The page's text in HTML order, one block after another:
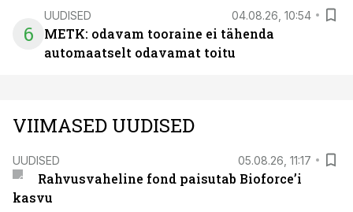
6
UUDISED 04.08.26, 10:54
METK: odavam tooraine ei tähenda
automaatselt odavamat toitu
VIIMASED UUDISED
UUDISED 05.08.26, 11:17
Rahvusvaheline fond paisutab Bioforce’i
kasvu